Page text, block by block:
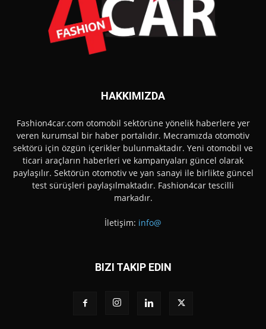
HAKKIMIZDA
Fashion4car.com otomobil sektörüne yönelik haberlere yer
veren kurumsal bir haber portalıdır. Mecramızda otomotiv
sektörü için özgün içerikler bulunmaktadır. Yeni otomobil ve
ticari araçların haberleri ve kampanyaları güncel olarak
paylaşılır. Sektörün otomotiv ve yan sanayi ile birlikte güncel
test sürüşleri paylaşılmaktadır. Fashion4car tescilli
markadır.
İletişim: info@
BIZI TAKIP EDIN